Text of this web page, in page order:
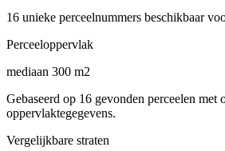
16 unieke perceelnummers beschikbaar
Perceeloppervlak
mediaan 300 m2
Gebaseerd op 16 gevonden perceelen met
oppervlaktegegevens.
Vergelijkbare straten